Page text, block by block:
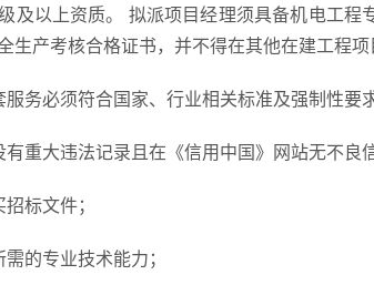
及以上资质。 拟派项目经理须具备机电工
生产考核合格证书，并不得在其他在建工程
务必须符合国家、行业相关标准及强制性要
重大违法记录且在《信用中国》网站无不良
标文件；
的专业技术能力；